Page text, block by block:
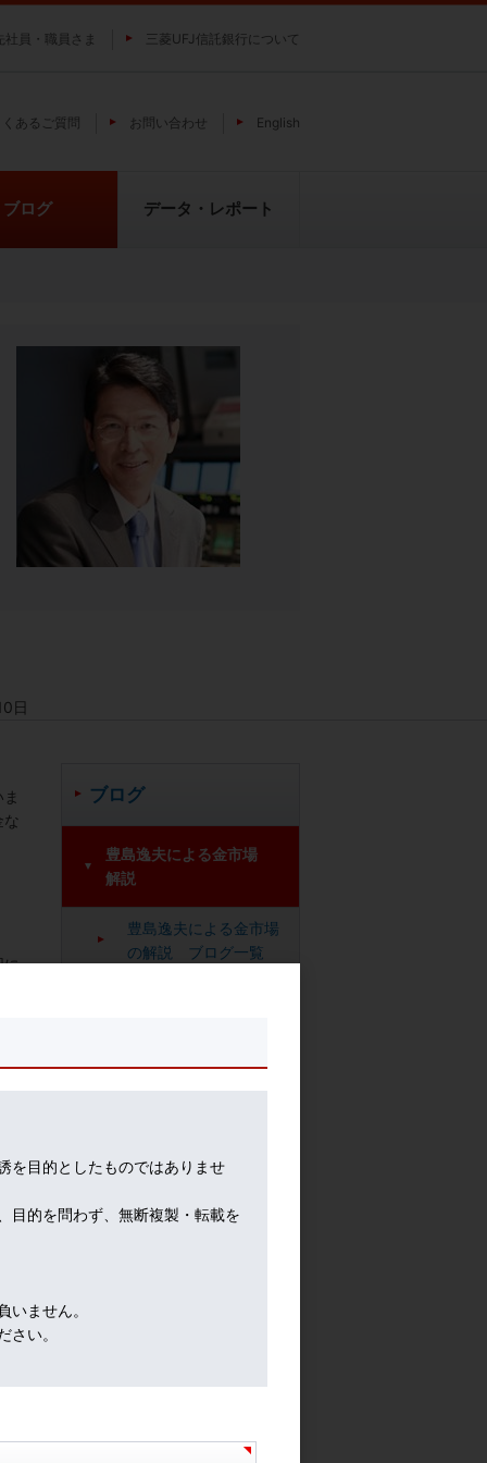
ブログ
豊島逸夫による金市場
解説
豊島逸夫による金市場
の解説 ブログ一覧
日
な
に
社員・職員さま 三菱UFJ信託銀行について
あるご質問 お問い合わせ English
貴金属の特性
純パラジウム上場信託（パラジウ
ムの果実）
ブログ データ・レポート
を目的としたものではありませ
目的を問わず、無断複製・転載を
ません。
い。